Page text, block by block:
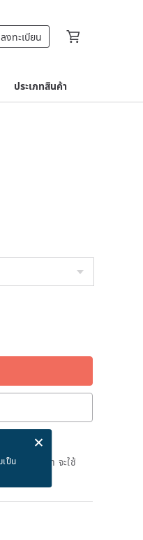
งทะเบียน
ประเภทสินค้า
เป็น
จัดส่งสินค้า จะใช้